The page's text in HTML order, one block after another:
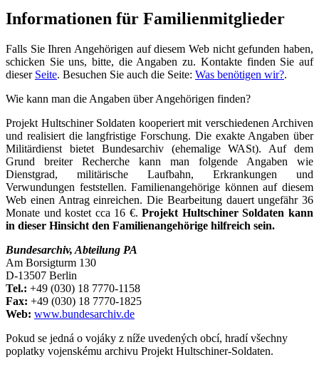
Informationen für Familienmitglieder
Falls Sie Ihren Angehörigen auf diesem Web nicht gefunden haben,
schicken Sie uns, bitte, die Angaben zu. Kontakte finden Sie auf
dieser Seite. Besuchen Sie auch die Seite: Was benötigen wir?.
Wie kann man die Angaben über Angehörigen finden?
Projekt Hultschiner Soldaten kooperiert mit verschiedenen Archiven
und realisiert die langfristige Forschung. Die exakte Angaben über
Militärdienst bietet Bundesarchiv (ehemalige WASt). Auf dem
Grund breiter Recherche kann man folgende Angaben wie
Dienstgrad, militärische Laufbahn, Erkrankungen und
Verwundungen feststellen. Familienangehörige können auf diesem
Web einen Antrag einreichen. Die Bearbeitung dauert ungefähr 36
Monate und kostet cca 16 €.Projekt Hultschiner Soldaten kann
in dieser Hinsicht den Familienangehörige hilfreich sein.
Bundesarchiv, Abteilung PA
Am Borsigturm 130
D-13507 Berlin
Tel.: +49 (030) 18 7770-1158
Fax: +49 (030) 18 7770-1825
Web: www.bundesarchiv.de
Pokud se jedná o vojáky z níže uvedených obcí, hradí všechny
poplatky vojenskému archivu Projekt Hultschiner-Soldaten.